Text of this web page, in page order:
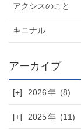
アクシスのこと
キニナル
[+] 2026 (8)
[+] 2025 (11)